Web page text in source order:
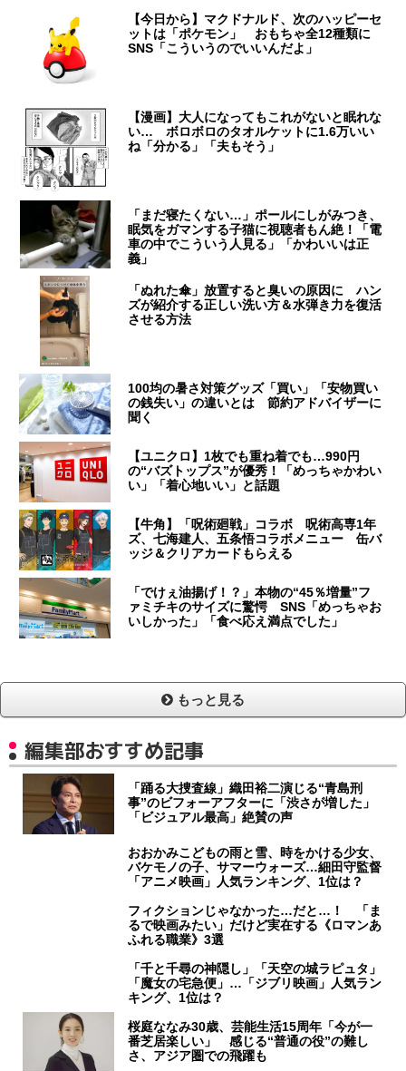
【今日から】マクドナルド、次のハッピーセ
ットは「ポケモン」 おもちゃ全12種類に
SNS「こういうのでいいんだよ」
【漫画】大人になってもこれがないと眠れな
い… ボロボロのタオルケットに1.6万いい
ね「分かる」「夫もそう」
「まだ寝たくない…」ポールにしがみつき、
眠気をガマンする子猫に視聴者もん絶！「電
車の中でこういう人見る」「かわいいは正
義」
「ぬれた傘」放置すると臭いの原因に ハン
ズが紹介する正しい洗い方＆水弾き力を復活
させる方法
100均の暑さ対策グッズ「買い」「安物買い
の銭失い」の違いとは 節約アドバイザーに
聞く
【ユニクロ】1枚でも重ね着でも…990円
の“バズトップス”が優秀！「めっちゃかわい
い」「着心地いい」と話題
【牛角】「呪術廻戦」コラボ 呪術高専1年
ズ、七海建人、五条悟コラボメニュー 缶バ
ッジ＆クリアカードもらえる
「でけぇ油揚げ！？」本物の“45％増量”フ
ァミチキのサイズに驚愕 SNS「めっちゃお
いしかった」「食べ応え満点でした」
もっと見る
編集部おすすめ記事
「踊る大捜査線」織田裕二演じる“青島刑
事”のビフォーアフターに「渋さが増した」
「ビジュアル最高」絶賛の声
おおかみこどもの雨と雪、時をかける少女、
バケモノの子、サマーウォーズ…細田守監督
「アニメ映画」人気ランキング、1位は？
フィクションじゃなかった…だと…！ 「ま
るで映画みたい」だけど実在する《ロマンあ
ふれる職業》3選
「千と千尋の神隠し」「天空の城ラピュタ」
「魔女の宅急便」…「ジブリ映画」人気ラン
キング、1位は？
桜庭ななみ30歳、芸能生活15周年「今が一
番芝居楽しい」 感じる“普通の役”の難し
さ、アジア圏での飛躍も